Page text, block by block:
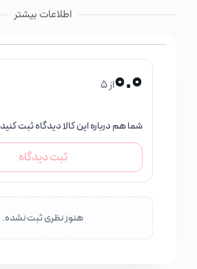
اطلاعات بیشتر
0.0از 5
شما هم درباره این کالا دیدگاه ثبت کنید
ثبت دیدگاه
هنوز نظری ثبت نشده.